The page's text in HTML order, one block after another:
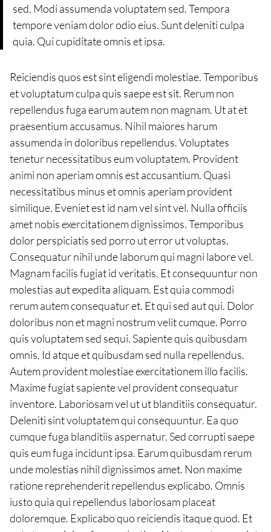
sed. Modi assumenda voluptatem sed. Tempora
tempore veniam dolor odio eius. Sunt deleniti culpa
quia. Qui cupiditate omnis et ipsa.
Reiciendis quos est sint eligendi molestiae. Temporibus
et voluptatum culpa quis saepe est sit. Rerum non
repellendus fuga earum autem non magnam. Ut at et
praesentium accusamus. Nihil maiores harum
assumenda in doloribus repellendus. Voluptates
tenetur necessitatibus eum voluptatem. Provident
animi non aperiam omnis est accusantium. Quasi
necessitatibus minus et omnis aperiam provident
similique. Eveniet est id nam vel sint vel. Nulla officiis
amet nobis exercitationem dignissimos. Temporibus
dolor perspiciatis sed porro ut error ut voluptas.
Consequatur nihil unde laborum qui magni labore vel.
Magnam facilis fugiat id veritatis. Et consequuntur non
molestias aut expedita aliquam. Est quia commodi
rerum autem consequatur et. Et qui sed aut qui. Dolor
doloribus non et magni nostrum velit cumque. Porro
quis voluptatem sed sequi. Sapiente quis quibusdam
omnis. Id atque et quibusdam sed nulla repellendus.
Autem provident molestiae exercitationem illo facilis.
Maxime fugiat sapiente vel provident consequatur
inventore. Laboriosam vel ut ut blanditiis consequatur.
Deleniti sint voluptatem qui consequuntur. Ea quo
cumque fuga blanditiis aspernatur. Sed corrupti saepe
quis eum fuga incidunt ipsa. Earum quibusdam rerum
unde molestias nihil dignissimos amet. Non maxime
ratione reprehenderit repellendus explicabo. Omnis
iusto quia qui repellendus laboriosam placeat
doloremque. Explicabo quo reiciendis itaque quod. Et